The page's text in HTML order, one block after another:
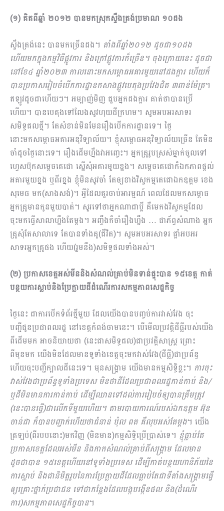
(១) គិតពីឆ្នាំ ២០១២ បានមកស្រុកស្ទឹងត្រង់ប្រមាណ ១០ដង
ស្ទឹងត្រង់នេះ បានមកច្រើនដង។ តាំងពីឆ្នាំ២០១២ ដូចជា១០ដង
ហើយមកក្នុងកម្មវិធីផ្លូវការ និងក្រៅផ្លូវការក៏ច្រើន។ ចុងក្រោយនេះ ដូចជា
នៅខែ៤ ឆ្នាំ២០២៣ កាលនោះមកសម្ពោធអគារមួយនៅដងក្ដារ ហើយក៏
បានប្រ​កាសរៀបចំបើកការដ្ឋានកសាងផ្លូវបេតុងប្រវែងជិត ៣ពាន់ម៉ែត្រ។
ឥឡូវដូចជាហើយៗ។ អម្បាញ់មិញ ជួបអ្នក​ដងក្ដារ គាត់ថាបានប្រើ
ហើយ។ បានបេតុងទៅលែងសូវហុយដីក្រហម។ សូមអបអរសាទរ
សមិទ្ធផលថ្មី។ តែសំខាន់មិនមែនរឿងបើកការដ្ឋានទេ។ ថ្ងៃ
នោះមកសម្ពោធអគារអនុវិទ្យាល័យ។ ខ្ញុំសម្ពោធអនុវិទ្យាល័យច្រើន តែមិន
ចាំដូចថ្ងៃនោះទេ។ រឿងដើមហ្នឹងវាអញ្ចេះ។ អ្នកគ្រូរូបស្រស់ម្នាក់ចូលទៅ
ហ្វេសប៊ុកសម្ដេចតេជោ ស្នើសុំអគារមួយខ្នង។ សម្ដេចតេជោក៏ឯកភាពផ្ដល់
អគារមួយខ្នង ឬពីរខ្នង ខ្ញុំមិនសូវចាំ តែឲ្យខាងវិស្វកម្មតេជោ​ឯកឧត្ដម ខេង
សុមេធ មក(សាងសង់)។ អ្វីដែលគួរចាប់អារម្មណ៍ ពេលដែលមកសម្ពោធ
អ្នកគ្រូមានកូនមួយបាត់។ សួរទៅថាអ្នកណាជាប្ដី គឺមេកងវិស្វកម្មដែល
ចុះមកធ្វើសាលាហ្នឹងតែម្ដង។ អញ្ចឹងក៏ចាំរឿងហ្នឹង … ជាភ័ព្វសំណាង អ្នក
គ្រូសុំតែសាលាទេ តែបានទាំងគូ(ជីវិត)។ សូមអបអរសាទរ ផ្ដាំអបអរ
សាទរអ្នកគ្រូផង ហើយ(រួមនឹង)សមិទ្ធផលទាំងអស់។
(២) ប្រកាសខេត្តអស់មីននិងសំ​ណល់គ្រាប់មិនទាន់ផ្ទុះបាន ១៥ខេត្ត កាត់
បន្ថយការស្លាប់និងប្រែក្លាយដីដំណើរការសកម្មភាពសេដ្ឋកិច្ច
ថ្ងៃនេះ ជាការបើកទំព័រថ្មីមួយ ដែលយើងបានបញ្ចប់ការវាស់វែង ចុះ
បញ្ជីជូនប្រជាពលរដ្ឋ នៅខេត្តកំពង់ចាមនេះ។ បើមើលប្រវត្តិដីធ្លីរបស់យើង
ពីដើមមក អាចនិយាយថា (នេះជាសមិទ្ធផល)ជាប្រវត្តិសាស្រ្ត ព្រោះ
ពីមុនមក យើងមិនដែលមានទូទាំងខេត្តចុះមកវាស់វែង(ដីធ្លី)ជាប្រព័ន្ធ
ហើយចុះបញ្ជីក្បាលដីនេះទេ។ មុនសង្រ្គាម យើងមានកម្មសិទ្ធិខ្លះ។ ការចុះ
វាស់វែងជាប្រព័ន្ធទូទាំងប្រទេស មិនថាដីដែលប្រជាពលរដ្ឋកាន់កាប់ និង/
ឬដីមិនមានការកាន់កាប់ ដើម្បីឈានទៅដល់ការរៀបចំឲ្យបានត្រឹមត្រូវ
(នេះបានធ្វើ)ជាលើកទីមួយហើយ។ តាមរបាយការណ៍របស់ឯកឧត្ដម អ៊ុន
ចាន់ដា ក៏បានបញ្ជាក់ហើយថាជំនាន់ ប៉ុល ពត គឺលុបអស់តែម្ដង។ យើង
ត្រឡប់(ពីរបបនោះ)មកវិញ (មិនមាន)កម្មសិទ្ធិប្រើប្រាស់ទេ។ ខ្ញុំធ្លាប់តែ
ប្រកាសខេត្តដែលអស់មីន និងកាកសំ​ណល់គ្រាប់ពីសង្រ្គាម ដែលមាន
ដូចជាបាន ១៥ខេត្តហើយនៅទូទាំងប្រទេស ដើម្បីកាត់បន្ថយហានិភ័យនៃ
ការស្លាប់ និងជានិមិត្តរូបនៃការប្រែក្លាយដីដែលធ្លាប់តែជាទីតាំងសង្រ្គាមធ្វើ
ឲ្យគ្រោះថ្នាក់ប្រជាជន ទៅជាកន្លែងដែលបង្កបង្កើនផល និង(ដំណើរ
ការ)សកម្មភាពសេដ្ឋកិច្ចបាន។